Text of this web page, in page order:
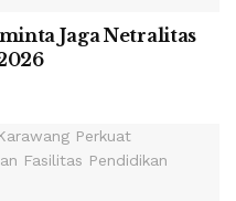
Jaga Netralitas